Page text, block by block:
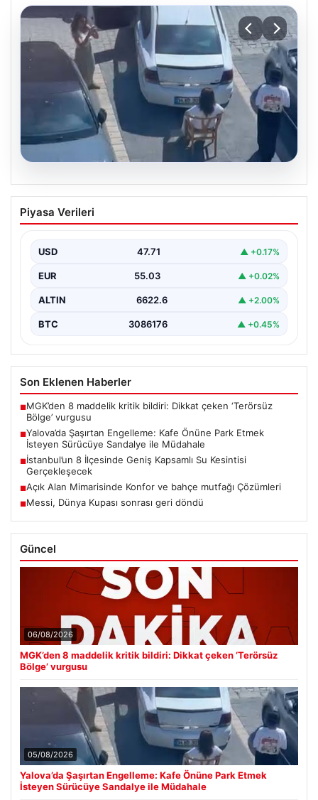
05.08.2026
Yalova’da Şaşırtan Engelleme: Kafe
Önüne Park Etmek İsteyen Sürücüye
Yalova'da yaşanan sıra dışı bir olay, gündeme damgasını
Piyasa Verileri
USD 47.71 ▲ +0.17%
EUR 55.03 ▲ +0.02%
ALTIN 6622.6 ▲ +2.00%
BTC 3086176 ▲ +0.45%
Son Eklenen Haberler
■MGK’den 8 maddelik kritik bildiri: Dikkat çeken ‘Terörsüz
Bölge’ vurgusu
■Yalova’da Şaşırtan Engelleme: Kafe Önüne Park Etmek
İsteyen Sürücüye Sandalye ile Müdahale
■İstanbul’un 8 İlçesinde Geniş Kapsamlı Su Kesintisi
Gerçekleşecek
■Açık Alan Mimarisinde Konfor ve bahçe mutfağı Çözümleri
■Messi, Dünya Kupası sonrası geri döndü
Güncel
06/08/2026
MGK’den 8 maddelik kritik bildiri: Dikkat çeken ‘Terörsüz
Bölge’ vurgusu
05/08/2026
Yalova’da Şaşırtan Engelleme: Kafe Önüne Park Etmek
İsteyen Sürücüye Sandalye ile Müdahale